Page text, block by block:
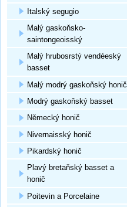
Italský segugio
Malý gaskoňsko-
saintongeoisský
Malý hrubosrstý vendéeský
basset
Malý modrý gaskoňský honič
Modrý gaskoňský basset
Německý honič
Nivernaisský honič
Pikardský honič
Plavý bretaňský basset a
honič
Poitevin a Porcelaine